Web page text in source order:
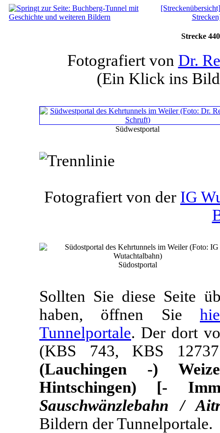
[Streckenübersicht]
Strecke
Fotografiert von Dr.
(Ein Klick ins
Südwestportal
Fotografiert von der IG
Südostportal
Sollten Sie diese Seite
haben, öffnen Sie
Tunnelportale. Der dort
(KBS 743, KBS
(Lauchingen -)
Hintschingen) [-
Sauschwänzlebahn /
Bildern der Tunnelportale.